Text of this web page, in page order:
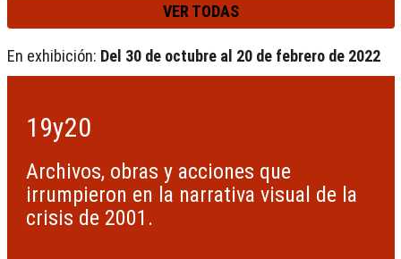
VER TODAS
En exhibición: Del 30 de octubre al 20 de febrero de 2022
19y20
Archivos, obras y acciones que
irrumpieron en la narrativa visual de la
crisis de 2001.